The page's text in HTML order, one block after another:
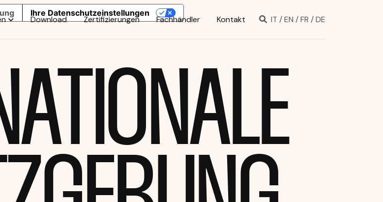
Download Zertifizierungen Fachhändler Kontakt IT /EN /FR /DE
Ihre Datenschutzeinstellungen